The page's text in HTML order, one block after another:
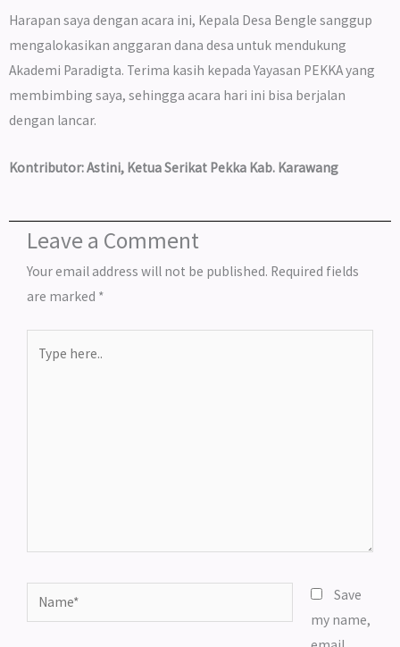
Harapan saya dengan acara ini, Kepala Desa Bengle sanggup
mengalokasikan anggaran dana desa untuk mendukung
Akademi Paradigta. Terima kasih kepada Yayasan PEKKA yang
membimbing saya, sehingga acara hari ini bisa berjalan
dengan lancar.
Kontributor: Astini, Ketua Serikat Pekka Kab. Karawang
Leave a Comment
Your email address will not be published. Required fields
are marked *
here..
Name*
Save
my name,